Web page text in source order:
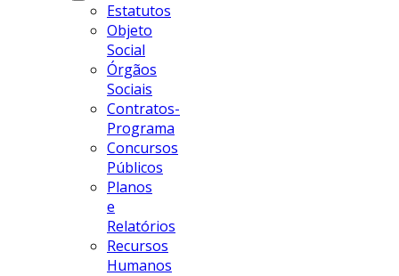
Estatutos
Objeto
Social
Órgãos
Sociais
Contratos-
Programa
Concursos
Públicos
Planos
e
Relatórios
Recursos
Humanos